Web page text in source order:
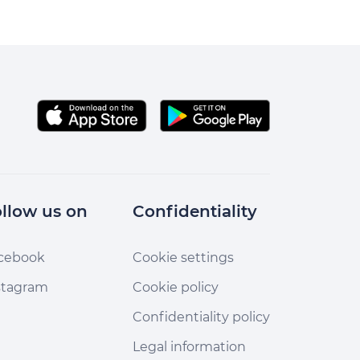
us on Confidentiality
Cookie settings
Cookie policy
Confidentiality policy
Legal information